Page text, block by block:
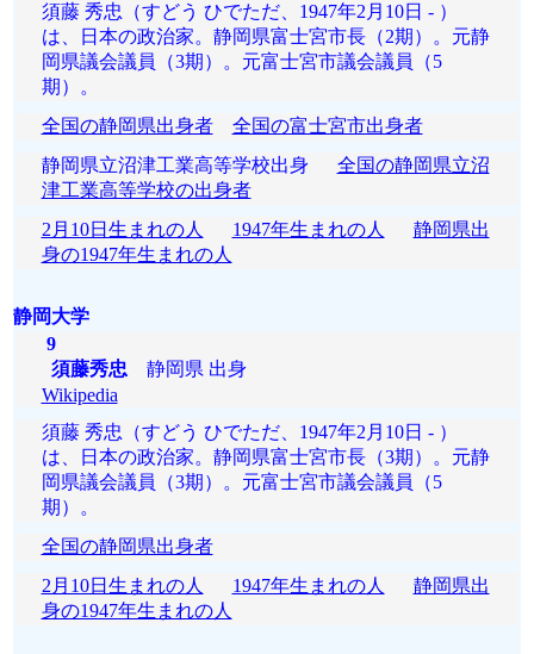
須藤 秀忠（すどう ひでただ、1947年2月10日 - ）
は、日本の政治家。静岡県富士宮市長（2期）。元静
岡県議会議員（3期）。元富士宮市議会議員（5
期）。
全国の静岡県出身者
全国の富士宮市出身者
静岡県立沼津工業高等学校出身 全国の静岡県立沼
津工業高等学校の出身者
2月10日生まれの人
1947年生まれの人
静岡県出
身の1947年生まれの人
静岡大学
9
須藤秀忠 静岡県 出身
Wikipedia
須藤 秀忠（すどう ひでただ、1947年2月10日 - ）
は、日本の政治家。静岡県富士宮市長（3期）。元静
岡県議会議員（3期）。元富士宮市議会議員（5
期）。
全国の静岡県出身者
2月10日生まれの人
1947年生まれの人
静岡県出
身の1947年生まれの人